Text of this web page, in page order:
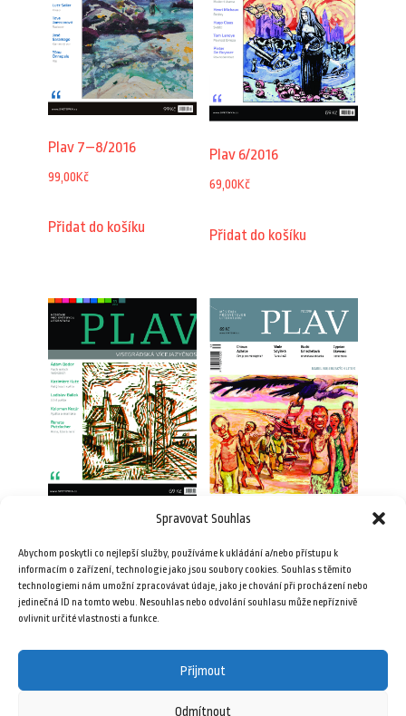
Spravovat Souhlas
Abychom poskytli co nejlepší služby, používáme k ukládání a/nebo přístupu k
informacím o zařízení, technologie jako jsou soubory cookies. Souhlas s těmito
technologiemi nám umožní zpracovávat údaje, jako je chování při procházení nebo
jedinečná ID na tomto webu. Nesouhlas nebo odvolání souhlasu může nepříznivě
ovlivnit určité vlastnosti a funkce.
Přijmout
Odmítnout
Plav 7–8/2016
99,00Kč
Přidat do košíku
Plav 6/2016
69,00Kč
Přidat do košíku
69,00Kč
Přidat do košíku
Plav 12/2016
69,00Kč
Přidat do košíku